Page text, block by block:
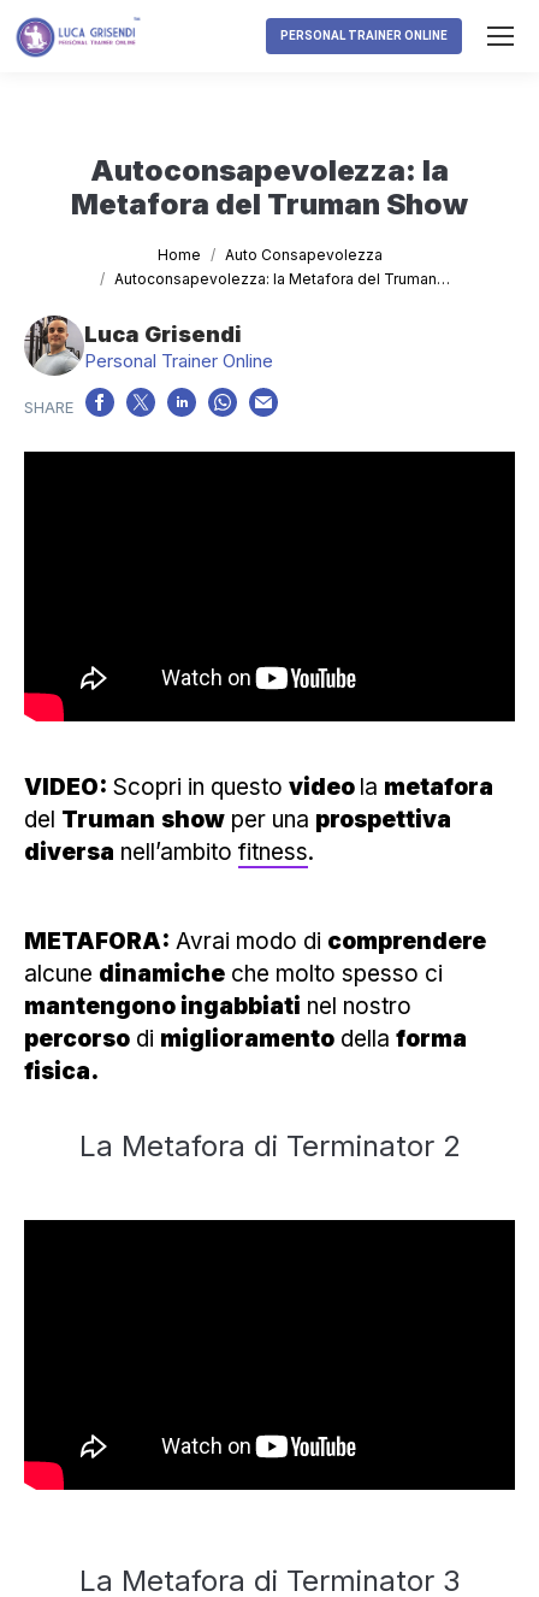
PERSONAL TRAINER ONLINE
Autoconsapevolezza: la
Metafora del Truman Show
Home
Auto Consapevolezza
Autoconsapevolezza: la Metafora del Truman…
Luca Grisendi
Personal Trainer Online
VIDEO: Scopri in questo video la metafora
del Truman show per una prospettiva
diversa nell’ambito fitness.
METAFORA: Avrai modo di comprendere
alcune dinamiche che molto spesso ci
mantengono ingabbiati nel nostro
percorso di miglioramento della forma
fisica.
La Metafora di Terminator 2
La Metafora di Terminator 3